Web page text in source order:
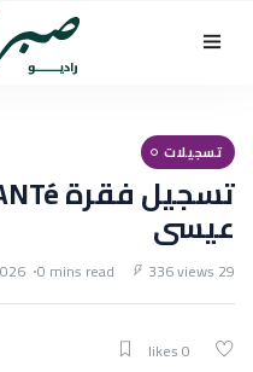
تسجيلات
عيسى
29 May, 2026
0 mins read 336 views